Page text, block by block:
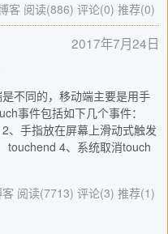
客 阅读(886) 评论(0) 推荐(0)
2017年7月24日
不同的，移动端主要是用手
事件包括如下几个事件：
、手指放在屏幕上滑动式触发
touchend 4、系统取消touch
阅读(7713) 评论(3) 推荐(1)